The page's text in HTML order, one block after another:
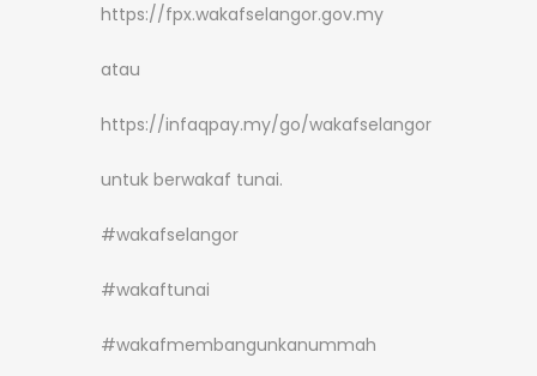
https://fpx.wakafselangor.gov.my
atau
https://infaqpay.my/go/wakafselangor
untuk berwakaf tunai.
#wakafselangor
#wakaftunai
#wakafmembangunkanummah